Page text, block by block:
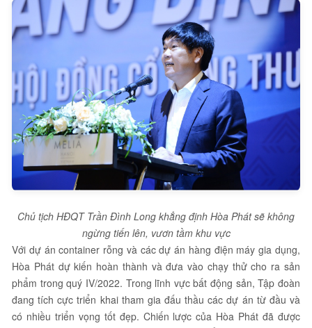
Chủ tịch HĐQT Trần Đình Long khẳng định Hòa Phát sẽ không
ngừng tiến lên, vươn tầm khu vực
Với dự án container rỗng và các dự án hàng điện máy gia dụng,
Hòa Phát dự kiến hoàn thành và đưa vào chạy thử cho ra sản
phẩm trong quý IV/2022. Trong lĩnh vực bất động sản, Tập đoàn
đang tích cực triển khai tham gia đấu thầu các dự án từ đầu và
có nhiều triển vọng tốt đẹp. Chiến lược của Hòa Phát đã được